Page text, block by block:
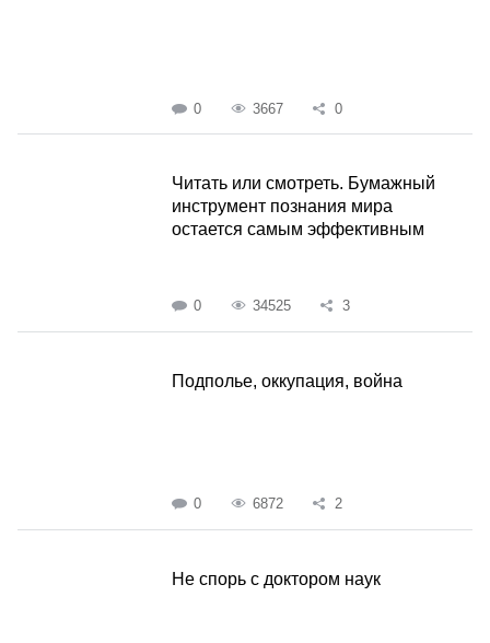
0 3667 0
Читать или смотреть. Бумажный
инструмент познания мира
остается самым эффективным
0 34525 3
Подполье, оккупация, война
0 6872 2
Не спорь с доктором наук